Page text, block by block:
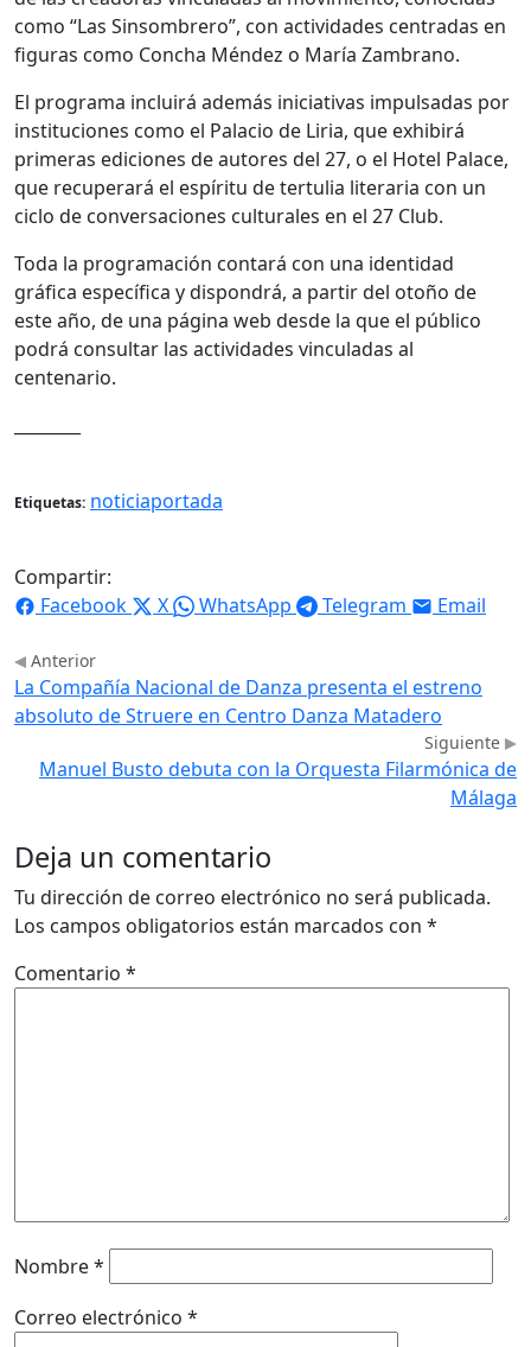
como “Las Sinsombrero”, con actividades centradas en
figuras como Concha Méndez o María Zambrano.
El programa incluirá además iniciativas impulsadas por
instituciones como el Palacio de Liria, que exhibirá
primeras ediciones de autores del 27, o el Hotel Palace,
que recuperará el espíritu de tertulia literaria con un
ciclo de conversaciones culturales en el 27 Club.
Toda la programación contará con una identidad
gráfica específica y dispondrá, a partir del otoño de
este año, de una página web desde la que el público
podrá consultar las actividades vinculadas al
centenario.
Etiquetas: noticiaportada
Compartir:
Facebook
X WhatsApp Telegram Email
Anterior
La Compañía Nacional de Danza presenta el estreno
absoluto de Struere en Centro Danza Matadero
Siguiente
Manuel Busto debuta con la Orquesta Filarmónica de
Málaga
Deja un comentario
Tu dirección de correo electrónico no será publicada.
Los campos obligatorios están marcados con *
Comentario *
Nombre*
Correo electrónico *